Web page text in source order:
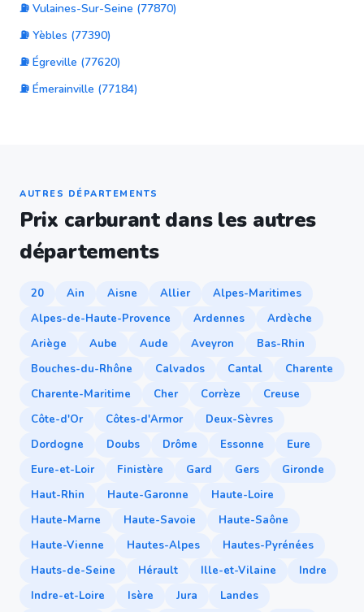
⛽ Vulaines-Sur-Seine (77870)
⛽ Yèbles (77390)
⛽ Égreville (77620)
⛽ Émerainville (77184)
AUTRES DÉPARTEMENTS
Prix carburant dans les autres
départements
20 Ain Aisne Allier
Alpes-Maritimes
Alpes-de-Haute-Provence
Ardennes
Ardèche
Ariège
Aube Aude Aveyron
Bas-Rhin
Bouches-du-Rhône
Calvados Cantal
Charente
Charente-Maritime
Cher Corrèze
Creuse
Côte-d'Or
Côtes-d'Armor
Deux-Sèvres
Dordogne
Doubs Drôme Essonne
Eure
Eure-et-Loir
Finistère Gard Gers
Gironde
Haut-Rhin
Haute-Garonne
Haute-Loire
Haute-Marne
Haute-Savoie
Haute-Saône
Haute-Vienne
Hautes-Alpes
Hautes-Pyrénées
Hauts-de-Seine
Hérault Ille-et-Vilaine
Indre
Indre-et-Loire
Isère Jura
Landes